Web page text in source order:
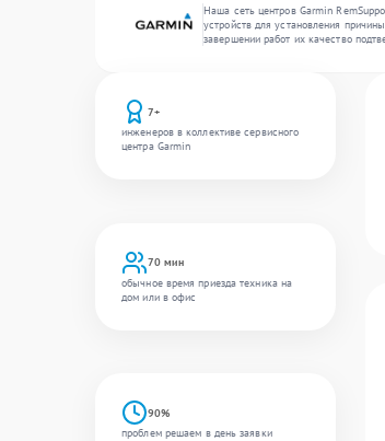
Наша сеть центров Garmin
устройств для установления
завершении работ их качество
7+
инженеров в коллективе сервисного
центра Garmin
70 мин
обычное время приезда техника на
дом или в офис
90%
проблем решаем в день заявки